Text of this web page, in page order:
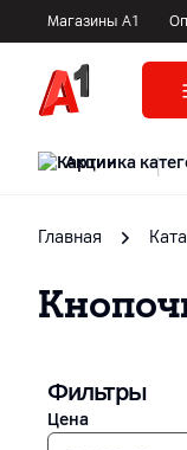
Магазины А1
Акции |
Главная
Фильтры
Цена